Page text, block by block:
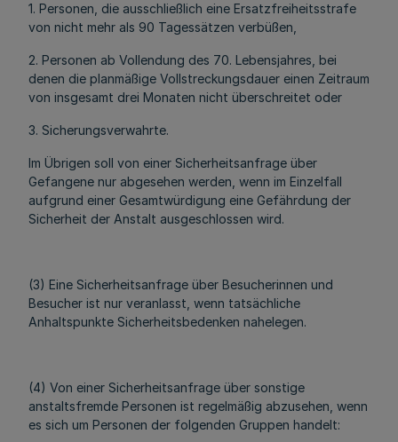
1. Personen, die ausschließlich eine Ersatzfreiheitsstrafe
von nicht mehr als 90 Tagessätzen verbüßen,
2. Personen ab Vollendung des 70. Lebensjahres, bei
denen die planmäßige Vollstreckungsdauer einen Zeitraum
von insgesamt drei Monaten nicht überschreitet oder
3. Sicherungsverwahrte.
Im Übrigen soll von einer Sicherheitsanfrage über
Gefangene nur abgesehen werden, wenn im Einzelfall
aufgrund einer Gesamtwürdigung eine Gefährdung der
Sicherheit der Anstalt ausgeschlossen wird.
(3) Eine Sicherheitsanfrage über Besucherinnen und
Besucher ist nur veranlasst, wenn tatsächliche
Anhaltspunkte Sicherheitsbedenken nahelegen.
(4) Von einer Sicherheitsanfrage über sonstige
anstaltsfremde Personen ist regelmäßig abzusehen, wenn
es sich um Personen der folgenden Gruppen handelt: